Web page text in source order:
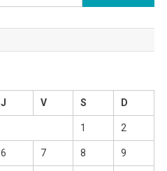
după:
J V S D
1 2
6 7 8 9